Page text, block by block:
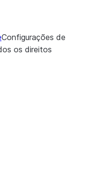
Configurações de
os direitos